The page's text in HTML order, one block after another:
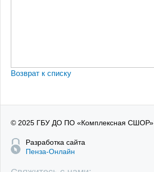
Возврат к списку
© 2025 ГБУ ДО ПО «Комплексная СШОР»
Разработка сайта
Пенза-Онлайн